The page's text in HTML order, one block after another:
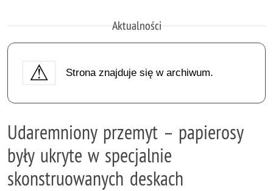
Aktualności
Strona znajduje się w archiwum.
Udaremniony przemyt – papierosy
były ukryte w specjalnie
skonstruowanych deskach